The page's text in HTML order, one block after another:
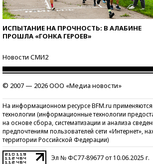
ИСПЫТАНИЕ НА ПРОЧНОСТЬ: В АЛАБИНЕ
ПРОШЛА «ГОНКА ГЕРОЕВ»
Новости СМИ2
© 2007 — 2026 ООО «Медиа новости»
На информационном ресурсе BFM.ru
технологии (информационные технологии
на основе сбора, систематизации и анализа
предпочтениям пользователей сети «Интернет»,
территории Российской Федерации)
Эл № ФС77-89677 от 10.06.2025 г.